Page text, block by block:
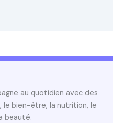
au quotidien avec des
le bien-être, la nutrition, le
beauté.